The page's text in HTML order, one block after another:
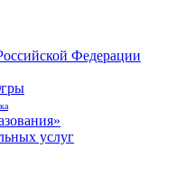
Федерации
услуг